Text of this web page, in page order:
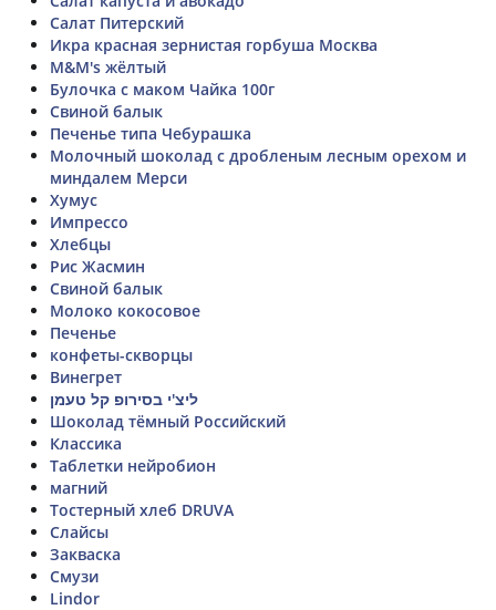
Салат Питерский
Икра красная зернистая горбуша Москва
M&M's жёлтый
Булочка с маком Чайка 100г
Свиной балык
Печенье типа Чебурашка
Молочный шоколад с дробленым лесным орехом и
миндалем Мерси
Хумус
Импрессо
Хлебцы
Рис Жасмин
Свиной балык
Молоко кокосовое
Печенье
конфеты-скворцы
Винегрет
ליצ'י בסירופ קל טעמן
Шоколад тёмный Российский
Классика
Таблетки нейробион
магний
Тостерный хлеб DRUVA
Слайсы
Закваска
Смузи
Lindor